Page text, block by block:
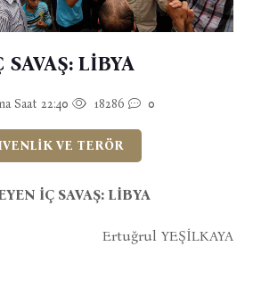
LİBYA
Saat 22:40 18286 0
VE TERÖR
İÇ SAVAŞ: LİBYA
Ertuğrul YEŞİLKAYA